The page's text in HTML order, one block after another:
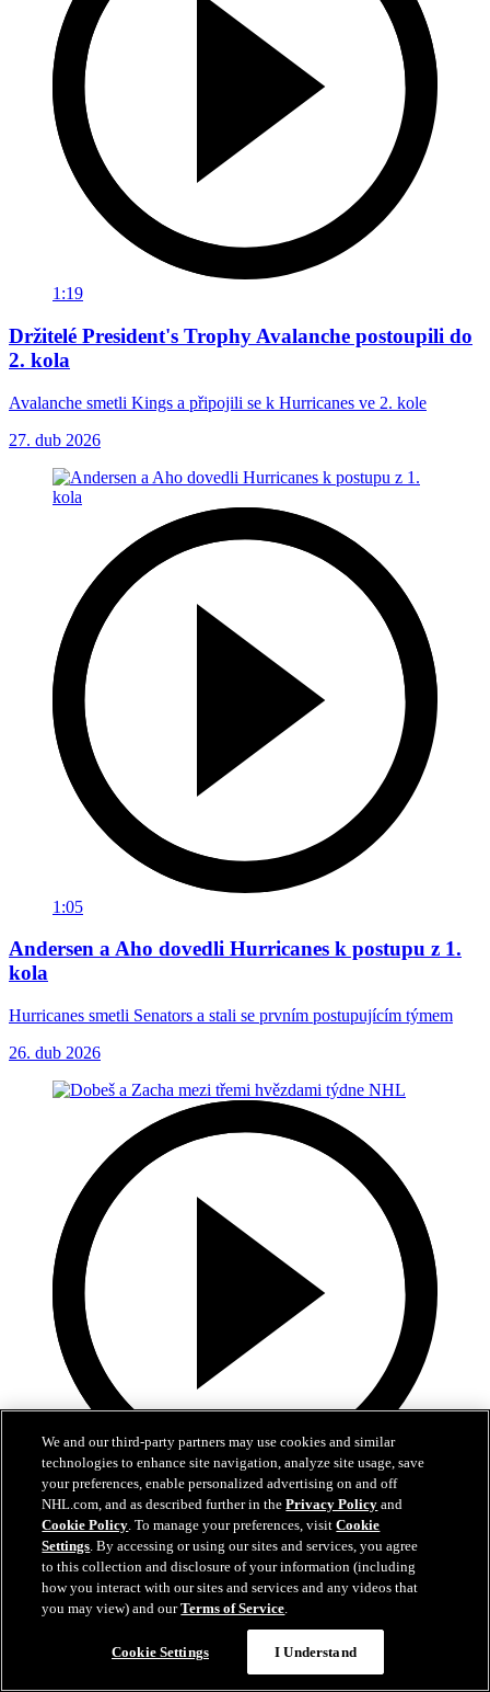
1:19
Držitelé President's Trophy Avalanche postoupili do
2. kola
Avalanche smetli Kings a připojili se k Hurricanes ve 2. kole
27. dub 2026
1:05
Andersen a Aho dovedli Hurricanes k postupu z 1.
kola
Hurricanes smetli Senators a stali se prvním postupujícím týmem
26. dub 2026
1:59
Dobeš a Zacha mezi třemi hvězdami týdne NHL
Gólman Montrealu a centr Bostonu měli skvělá čísla
30. bře 2026
We and our third-party partners may use cookies and similar
technologies to enhance site navigation, analyze site usage, save
your preferences, enable personalized advertising on and off
NHL.com, and as described further in thePrivacy Policy and
Cookie Policy. To manage your preferences, visitCookie
Settings. By accessing or using our sites and services, you agree
to this collection and disclosure of your information (including
how you interact with our sites and services and any videos that
you may view) and ourTerms of Service.
Cookie Settings I Understand